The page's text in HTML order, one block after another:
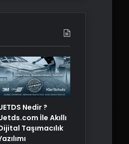
Nedir ?
İle Akıllı
Taşımacılık